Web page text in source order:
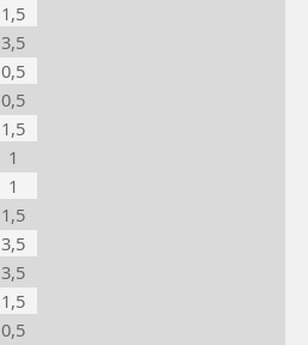
1,5
3,5
0,5
0,5
1,5
1
1
1,5
3,5
3,5
1,5
0,5